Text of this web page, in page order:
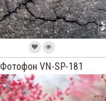
Фотофон VN-SP-181